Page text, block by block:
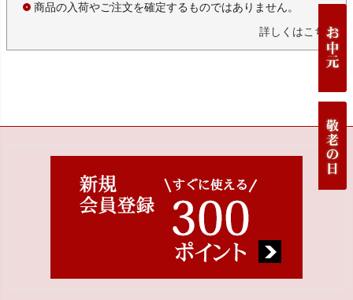
商品の入荷やご注文を確定するものではありません。
詳しくはこちら
ペー
ジト
ップ